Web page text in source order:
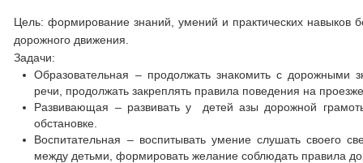
Цель: формирование знаний, умений и практических
дорожного движения.
Задачи:
Образовательная – продолжать знакомить с дорожными
речи, продолжать закреплять правила поведения на
Развивающая – развивать у детей азы дорожной
обстановке.
Воспитательная – воспитывать умение слушать своего
между детьми, формировать желание соблюдать правила